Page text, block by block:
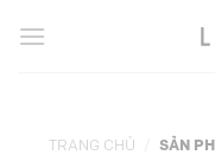
đến
TRANG CHỦ SẢN